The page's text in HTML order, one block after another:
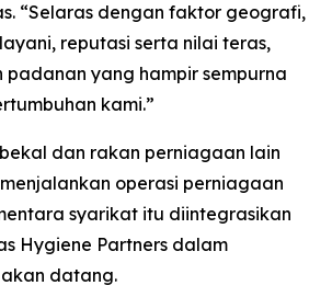
“Selaras dengan faktor geografi,
reputasi serta nilai teras,
padanan yang hampir sempurna
kami.”
dan rakan perniagaan lain
operasi perniagaan
syarikat itu diintegrasikan
Hygiene Partners dalam
datang.